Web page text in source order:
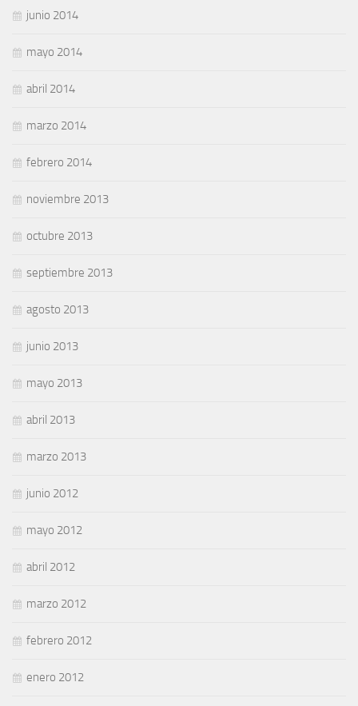
junio 2014
mayo 2014
abril 2014
marzo 2014
febrero 2014
noviembre 2013
octubre 2013
septiembre 2013
agosto 2013
junio 2013
mayo 2013
abril 2013
marzo 2013
junio 2012
mayo 2012
abril 2012
marzo 2012
febrero 2012
enero 2012